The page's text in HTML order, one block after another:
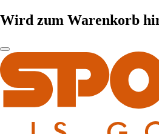
Wird zum Warenkorb